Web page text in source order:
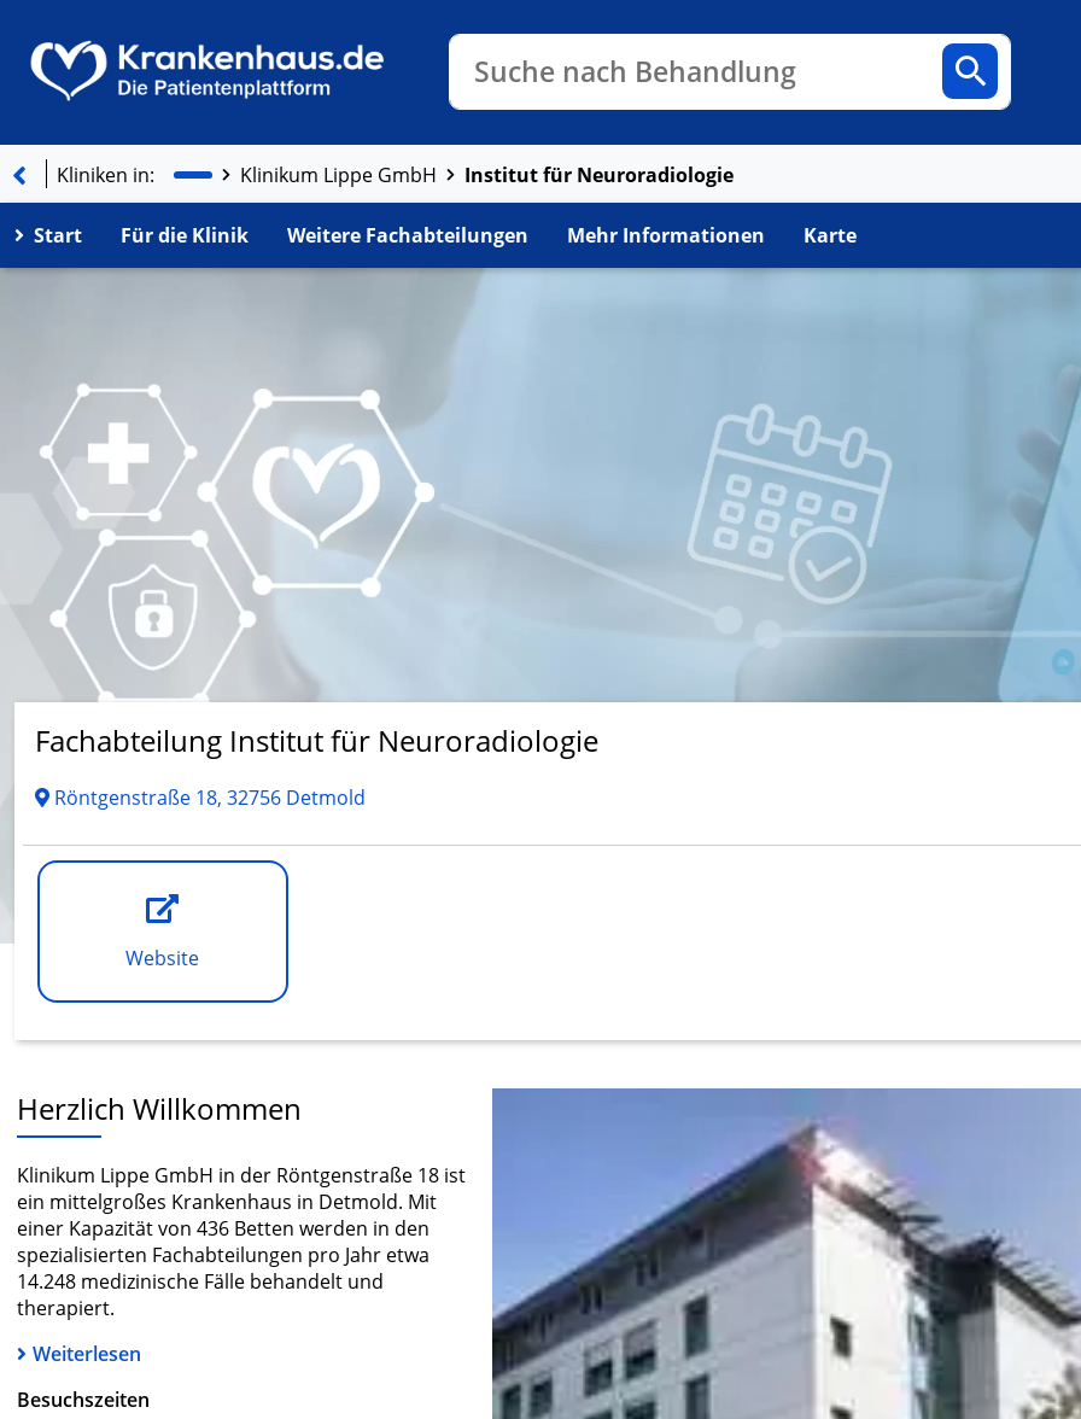
Suche nach Behandlung
Kliniken in: Klinikum Lippe GmbH Institut für Neuroradiologie
Start Für die Klinik Weitere Fachabteilungen Mehr Informationen Karte
Fachabteilung Institut für Neuroradiologie
Röntgenstraße 18, 32756 Detmold
Website
Herzlich Willkommen
Klinikum Lippe GmbH in der Röntgenstraße 18 ist
ein mittelgroßes Krankenhaus in Detmold. Mit
einer Kapazität von 436 Betten werden in den
spezialisierten Fachabteilungen pro Jahr etwa
14.248 medizinische Fälle behandelt und
therapiert.
Weiterlesen
Besuchszeiten